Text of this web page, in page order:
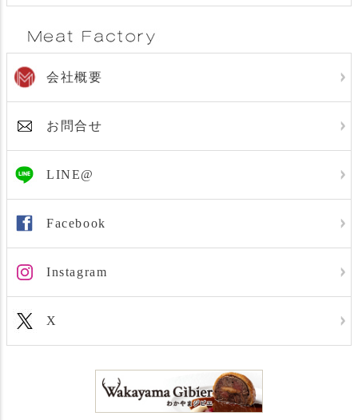
会社概要
お問合せ
LINE@
Facebook
Instagram
X